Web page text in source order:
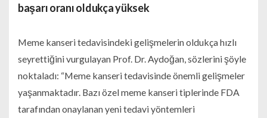
başarı oranı oldukça yüksek
Meme kanseri tedavisindeki gelişmelerin oldukça hızlı
seyrettiğini vurgulayan Prof. Dr. Aydoğan, sözlerini şöyle
noktaladı: “Meme kanseri tedavisinde önemli gelişmeler
yaşanmaktadır. Bazı özel meme kanseri tiplerinde FDA
tarafından onaylanan yeni tedavi yöntemleri